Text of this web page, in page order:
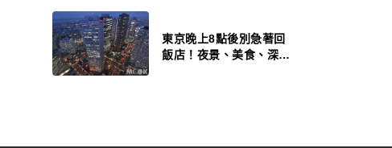
東京晚上8點後別急著回
飯店！夜景、美食、深夜